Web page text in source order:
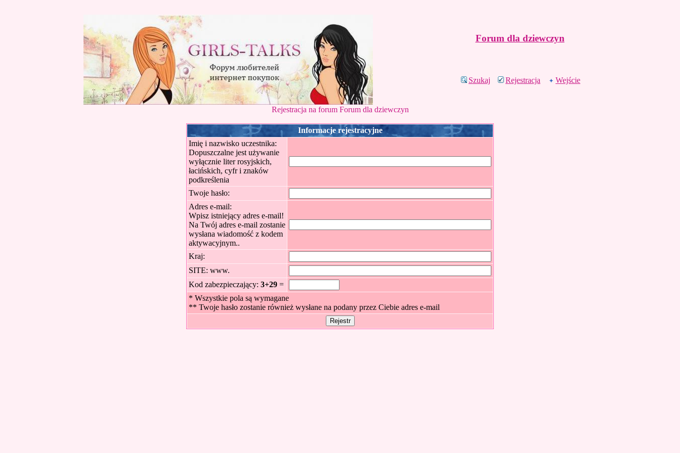
Forum dla dziewczyn
Szukaj Rejestracja Wejście
Rejestracja na forum Forum dla dziewczyn
Informacje rejestracyjne
Imię i nazwisko uczestnika:
Dopuszczalne jest używanie
wyłącznie liter rosyjskich,
łacińskich, cyfr i znaków
podkreślenia
Twoje hasło:
Adres e-mail:
Wpisz istniejący adres e-mail!
Na Twój adres e-mail zostanie
wysłana wiadomość z kodem
aktywacyjnym..
Kraj:
SITE: www.
Kod zabezpieczający: 3+29 =
* Wszystkie pola są wymagane
** Twoje hasło zostanie również wysłane na podany przez Ciebie adres e-mail